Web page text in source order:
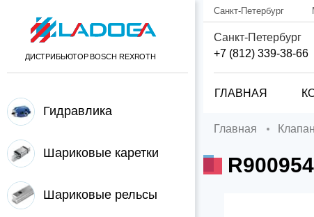
ДИСТРИБЬЮТОР BOSCH REXROTH
Гидравлика
Шариковые каретки
Шариковые рельсы
Санкт-Петербург
Санкт-Петербург
+7 (812) 339-38-66
ГЛАВНАЯ
Главная